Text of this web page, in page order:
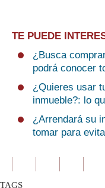
TE PUEDE
¿Busca
podrá conocer
¿Quieres usar
inmueble?: lo
¿Arrendará su
tomar para
TAGS